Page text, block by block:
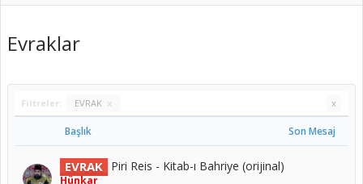
Evraklar
Filtreler: EVRAK x x
Başlık Son Mesaj
EVRAK Piri Reis - Kitab-ı Bahriye (orijinal)
Hünkar